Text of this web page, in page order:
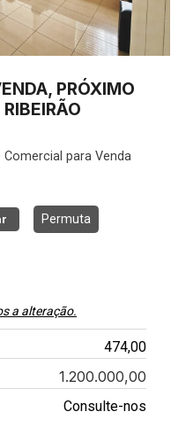
PRÓXIMO
Comercial para Venda
Permuta
a alteração.
474,00
1.200.000,00
Consulte-nos